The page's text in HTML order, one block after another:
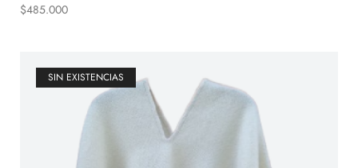
$485.000
SIN EXISTENCIAS